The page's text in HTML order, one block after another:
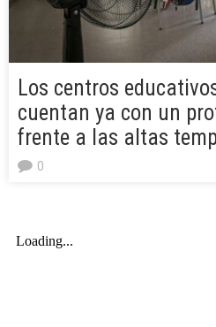
Los centros
cuentan ya con un
frente a las altas
0